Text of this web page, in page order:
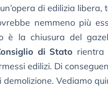
di edilizia libera,
nemmeno più
è la chiusura del
di Stato
edilizi. Di
demolizione. Vediamo